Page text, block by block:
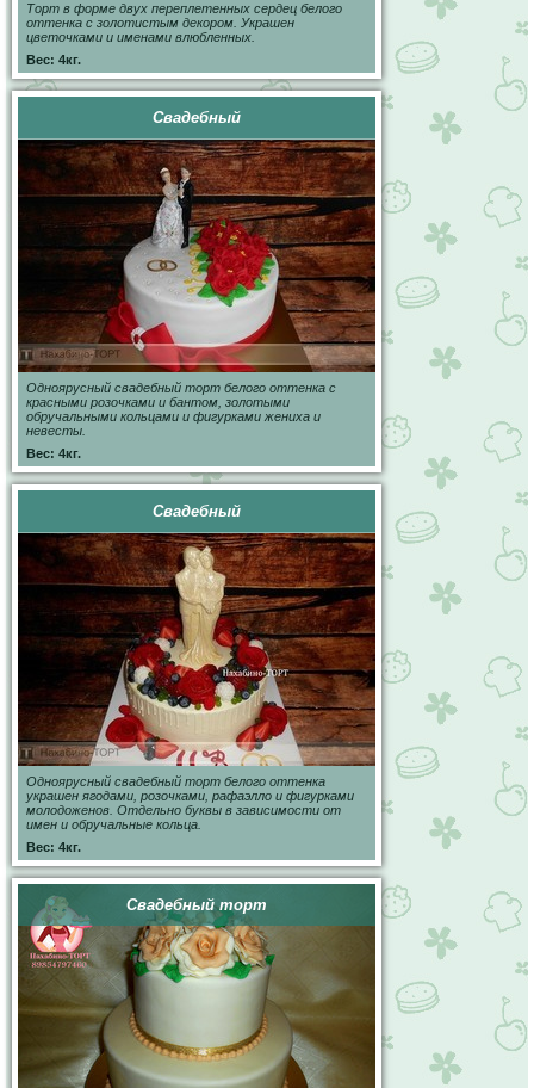
Торт в форме двух переплетенных сердец белого
оттенка с золотистым декором. Украшен
цветочками и именами влюбленных.
Вес: 4кг.
Свадебный
Одноярусный свадебный торт белого оттенка с
красными розочками и бантом, золотыми
обручальными кольцами и фигурками жениха и
невесты.
Вес: 4кг.
Свадебный
Одноярусный свадебный торт белого оттенка
украшен ягодами, розочками, рафаэлло и фигурками
молодоженов. Отдельно буквы в зависимости от
имен и обручальные кольца.
Вес: 4кг.
Свадебный торт